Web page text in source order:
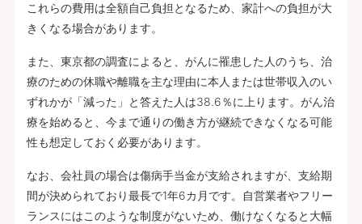
これらの費用は全額自己負担となるため、家計への負担が大
きくなる場合があります。
また、東京都の調査によると、がんに罹患した人のうち、治
療のための休職や離職を主な理由に本人または世帯収入のい
ずれかが「減った」と答えた人は38.6％に上ります。がん治
療を始めると、今まで通りの働き方が継続できなくなる可能
性も想定しておく必要があります。
なお、会社員の場合は傷病手当金が支給されますが、支給期
間が決められており最長で1年6カ月です。自営業者やフリー
ランスにはこのような制度がないため、働けなくなると大幅